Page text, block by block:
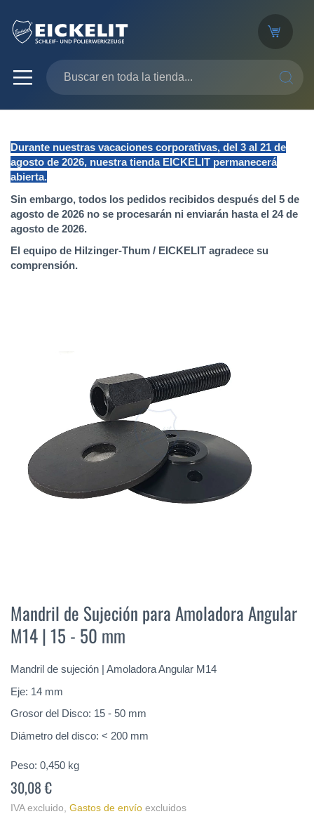
Durante nuestras vacaciones corporativas, del 3 al 21 de
agosto de 2026, nuestra tienda EICKELIT permanecerá
abierta.
Sin embargo, todos los pedidos recibidos después del 5 de
agosto de 2026 no se procesarán ni enviarán hasta el 24 de
agosto de 2026.
El equipo de Hilzinger-Thum / EICKELIT agradece su
comprensión.
comienzo
de
la
de
imágenes
Mandril de Sujeción para Amoladora Angular
M14 | 15 - 50 mm
Mandril de sujeción | Amoladora Angular M14
Eje: 14 mm
Grosor del Disco: 15 - 50 mm
Diámetro del disco: < 200 mm
Peso: 0,450 kg
30,08 €
IVA excluido Gastos de envío excluidos